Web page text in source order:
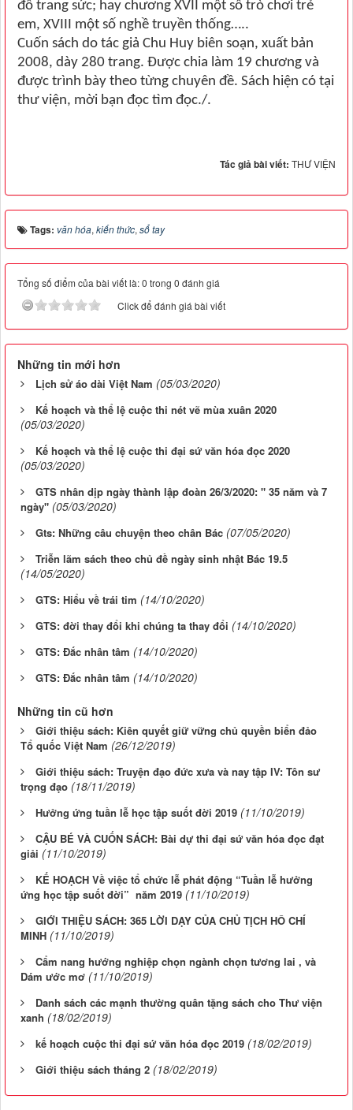
đồ trang sức; hay chương XVII một số trò chơi trẻ
em, XVIII một số nghề truyền thống…..
Cuốn sách do tác giả Chu Huy biên soạn, xuất bản
2008, dày 280 trang. Được chia làm 19 chương và
được trình bày theo từng chuyên đề. Sách hiện có tại
thư viện, mời bạn đọc tìm đọc./.
Tác giả bài viết: THƯ VIỆN
Tags: văn hóa, kiến thức, sổ tay
Tổng số điểm của bài viết là: 0 trong 0 đánh giá
Click để đánh giá bài viết
Những tin mới hơn
Lịch sử áo dài Việt Nam (05/03/2020)
Kế hoạch và thể lệ cuộc thi nét vẽ mùa xuân 2020
(05/03/2020)
Kế hoạch và thể lệ cuộc thi đại sứ văn hóa đọc 2020
(05/03/2020)
GTS nhân dịp ngày thành lập đoàn 26/3/2020: " 35 năm và 7
ngày" (05/03/2020)
Gts: Những câu chuyện theo chân Bác (07/05/2020)
Triễn lãm sách theo chủ đề ngày sinh nhật Bác 19.5
(14/05/2020)
GTS: Hiểu về trái tim (14/10/2020)
GTS: đời thay đổi khi chúng ta thay đổi (14/10/2020)
GTS: Đắc nhân tâm (14/10/2020)
GTS: Đắc nhân tâm (14/10/2020)
Những tin cũ hơn
Giới thiệu sách: Kiên quyết giữ vững chủ quyền biển đảo
Tổ quốc Việt Nam (26/12/2019)
Giới thiệu sách: Truyện đạo đức xưa và nay tập IV: Tôn sư
trọng đạo (18/11/2019)
Hưởng ứng tuần lễ học tập suốt đời 2019 (11/10/2019)
CẬU BÉ VÀ CUỐN SÁCH: Bài dự thi đại sứ văn hóa đọc đạt
giải (11/10/2019)
KẾ HOẠCH Về việc tổ chức lễ phát động “Tuần lễ hưởng
ứng học tập suốt đời” năm 2019 (11/10/2019)
GIỚI THIỆU SÁCH: 365 LỜI DẠY CỦA CHỦ TỊCH HÔ CHÍ
MINH (11/10/2019)
Cẩm nang hướng nghiệp chọn ngành chọn tương lai , và
Dám ước mơ (11/10/2019)
Danh sách các mạnh thường quân tặng sách cho Thư viện
xanh (18/02/2019)
kế hoạch cuộc thi đại sứ văn hóa đọc 2019 (18/02/2019)
Giới thiệu sách tháng 2 (18/02/2019)